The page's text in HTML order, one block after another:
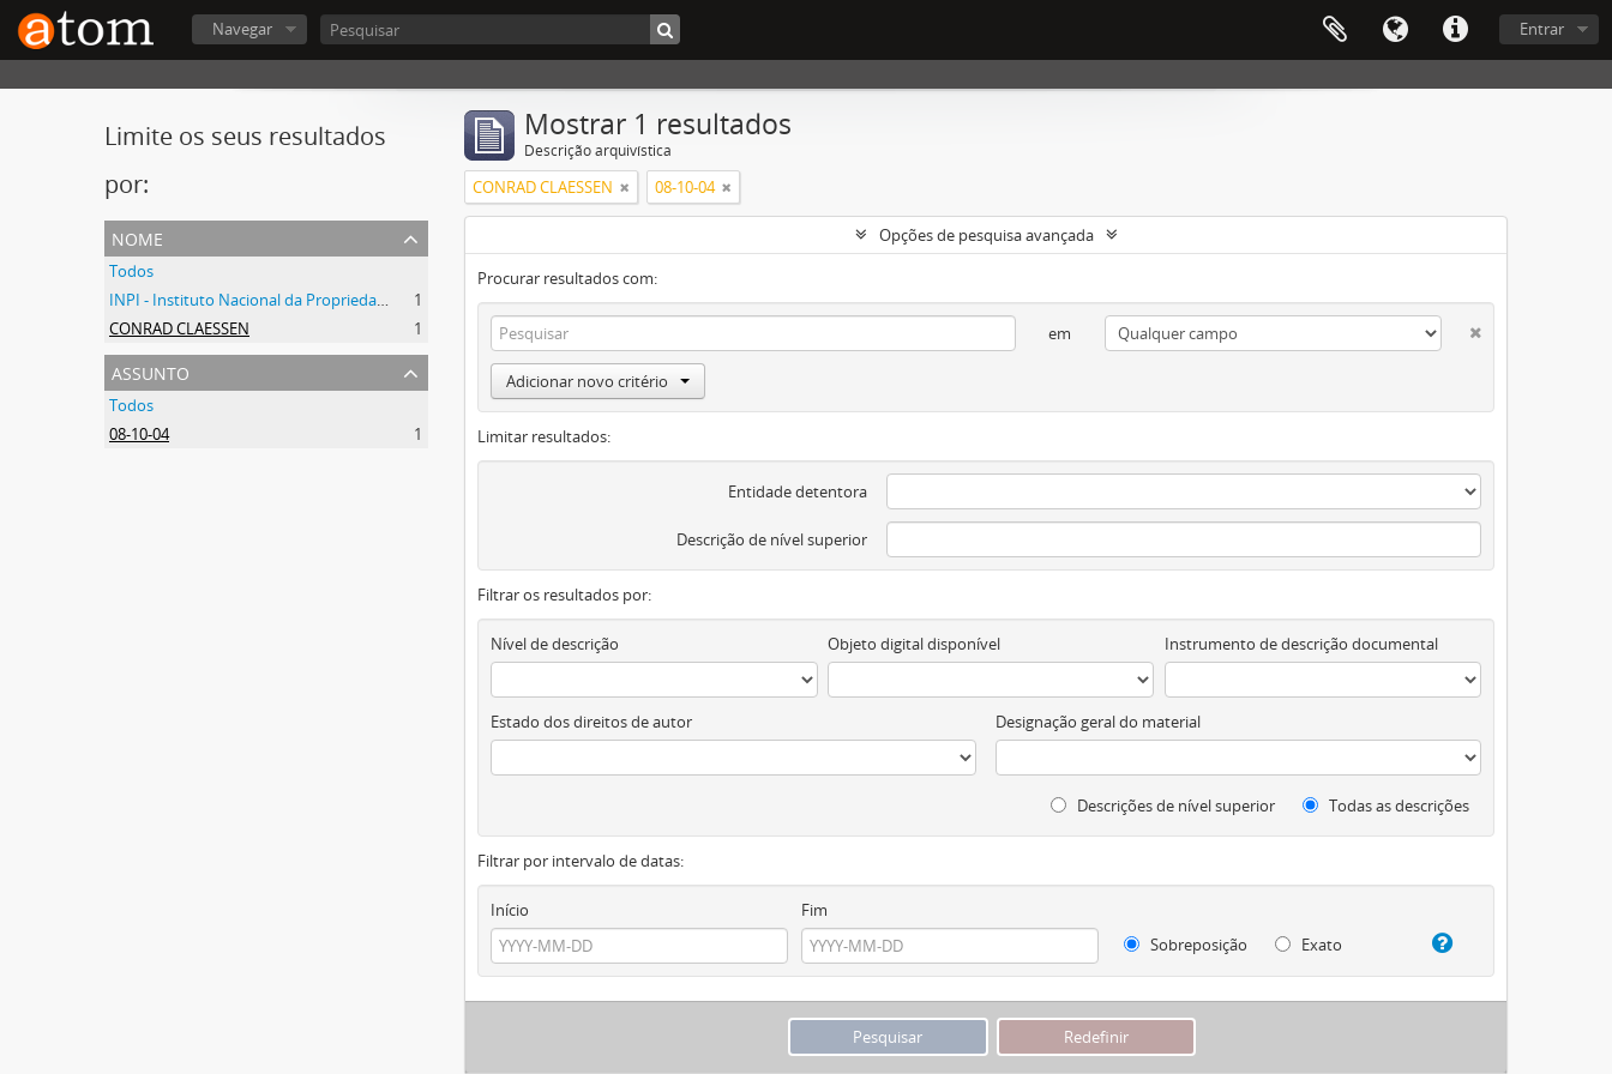
Entrar
Navegar
Limite os seus resultados
por:
nome
Todos
INPI - Instituto Nacional da Propriedade Industrial
1
CONRAD CLAESSEN
1
assunto
Todos
08-10-04
1
Mostrar 1 resultados
Descrição arquivística
CONRAD CLAESSEN 08-10-04
Opções de pesquisa avançada
Procurar resultados com:
em
Adicionar novo critério
Limitar resultados:
Entidade detentora
Descrição de nível superior
Filtrar os resultados por:
Nível de descrição Objeto digital disponível Instrumento de descrição documental
Estado dos direitos de autor Designação geral do material
Descrições de nível superior Todas as descrições
Filtrar por intervalo de datas:
Início
Fim
Sobreposição
Exato